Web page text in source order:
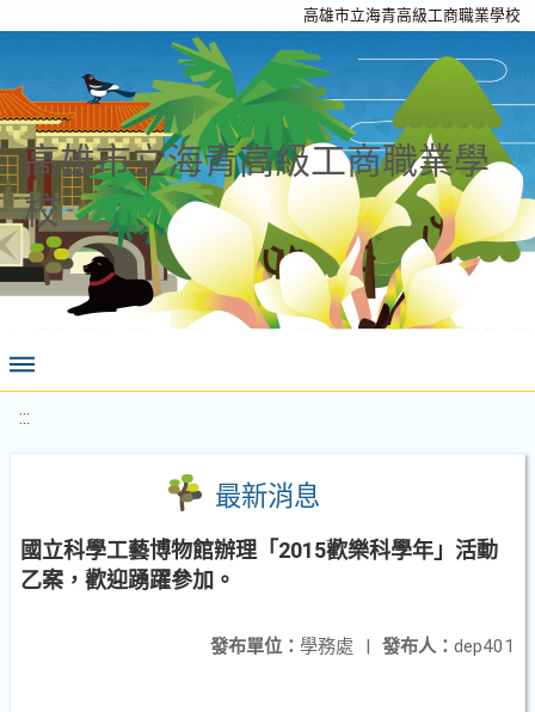
高雄市立海青高級工商職業學校
高雄市立海青高級工商職業學
校
:::
最新消息
國立科學工藝博物館辦理「2015歡樂科學年」活動
乙案，歡迎踴躍參加。
發布人： dep401
發布單位： 學務處 |